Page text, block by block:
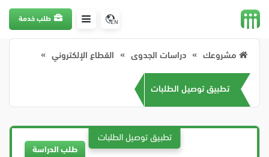
EN طلب خدمة
مشروعك دراسات الجدوى القطاع الإلكتروني
تطبيق توصيل الطلبات
طلب الدراسة